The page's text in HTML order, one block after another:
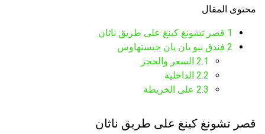
محتوى المقال
1 قصر تشونغ كينغ على طريق ناثان
2 فندق نيو يان يان جيستهاوس
2.1 السعر والحجز
2.2 الداخلية
2.3 على الخريطة
قصر تشونغ كينغ على طريق ناثان